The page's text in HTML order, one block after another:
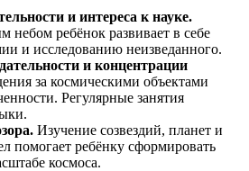
и интереса к науке.
небом ребёнок развивает в себе
и исследованию неизведанного.
и концентрации
за космическими объектами
Регулярные занятия
Изучение созвездий, планет и
помогает ребёнку сформировать
космоса.